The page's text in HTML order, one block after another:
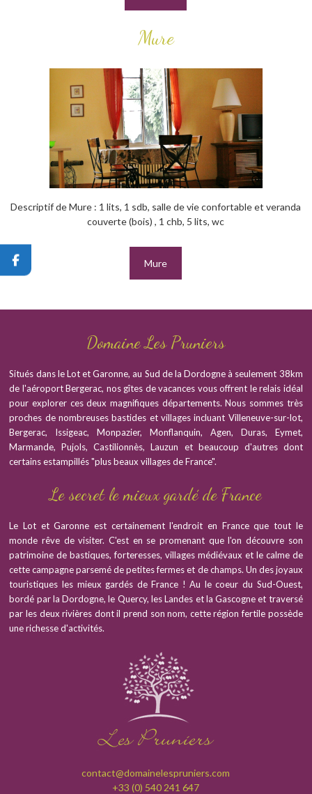
Mure
Descriptif de Mure : 1 lits, 1 sdb, salle de vie confortable et veranda
couverte (bois) , 1 chb, 5 lits, wc
Mure
Domaine Les Pruniers
Situés dans le Lot et Garonne, au Sud de la Dordogne à seulement 38km
de l'aéroport Bergerac, nos gîtes de vacances vous offrent le relais idéal
pour explorer ces deux magnifiques départements. Nous sommes très
proches de nombreuses bastides et villages incluant Villeneuve-sur-lot,
Bergerac, Issigeac, Monpazier, Monflanquin, Agen, Duras, Eymet,
Marmande, Pujols, Castilionnès, Lauzun et beaucoup d'autres dont
certains estampillés "plus beaux villages de France".
Le secret le mieux gardé de France
Le Lot et Garonne est certainement l'endroit en France que tout le
monde rêve de visiter. C'est en se promenant que l'on découvre son
patrimoine de bastiques, forteresses, villages médiévaux et le calme de
cette campagne parsemé de petites fermes et de champs. Un des joyaux
touristiques les mieux gardés de France ! Au le coeur du Sud-Ouest,
bordé par la Dordogne, le Quercy, les Landes et la Gascogne et traversé
par les deux rivières dont il prend son nom, cette région fertile possède
une richesse d'activités.
contact@domainelespruniers.com
+33 (0) 540 241 647